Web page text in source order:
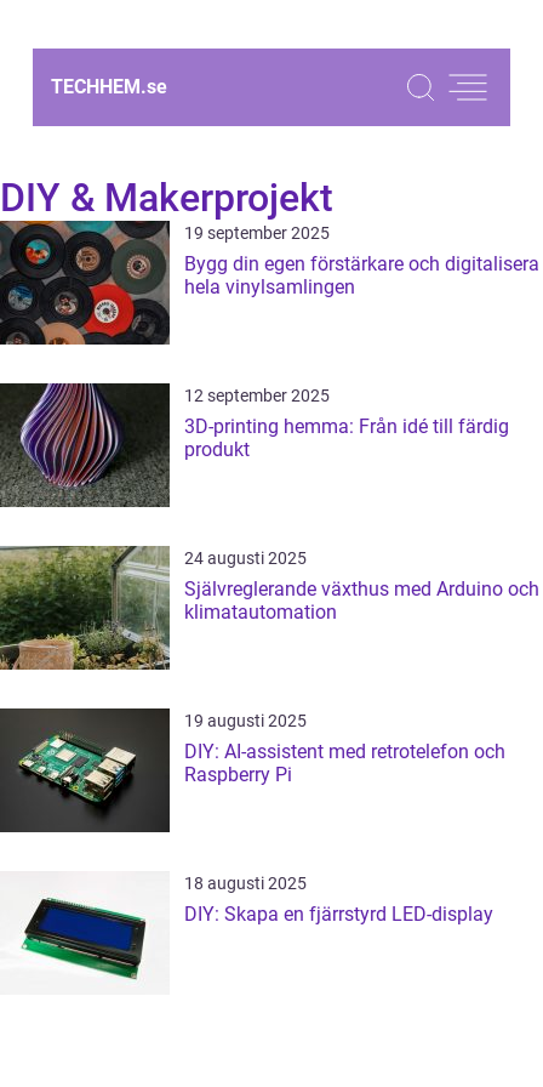
TECHHEM.se
DIY & Makerprojekt
19 september 2025
Bygg din egen förstärkare och digitalisera
hela vinylsamlingen
12 september 2025
3D-printing hemma: Från idé till färdig
produkt
24 augusti 2025
Självreglerande växthus med Arduino och
klimatautomation
19 augusti 2025
DIY: AI‑assistent med retrotelefon och
Raspberry Pi
18 augusti 2025
DIY: Skapa en fjärrstyrd LED-display